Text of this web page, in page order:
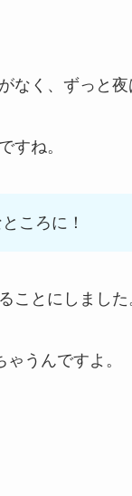
なく、ずっと夜
すね。
ころに！
ことにしました
うんですよ。